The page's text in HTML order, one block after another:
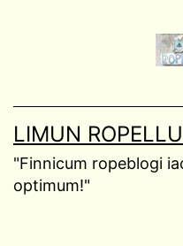
LIMUN
"Finnicum ropeblogi
optimum!"